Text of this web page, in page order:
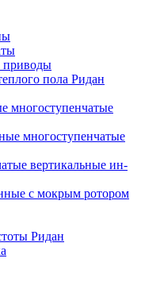
приводы
пола Ридан
многоступенчатые
многоступенчатые
вертикальные ин-
с мокрым ротором
Ридан